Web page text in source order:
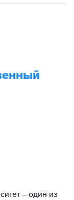
– один из